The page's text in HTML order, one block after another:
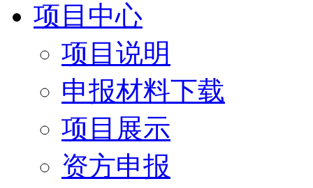
项目中心
项目说明
申报材料下载
项目展示
资方申报